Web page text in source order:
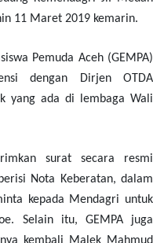
11 Maret 2019 kemarin.
Pemuda Aceh (GEMPA)
dengan Dirjen OTDA
yang ada di lembaga Wali
surat secara resmi
Nota Keberatan, dalam
kepada Mendagri untuk
Selain itu, GEMPA juga